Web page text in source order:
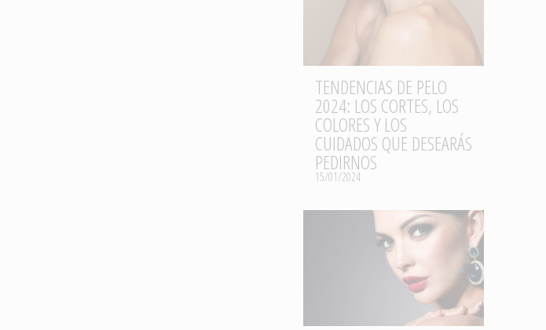
TENDENCIAS DE PELO
2024: LOS CORTES, LOS
COLORES Y LOS
CUIDADOS QUE DESEARÁS
PEDIRNOS
15/01/2024